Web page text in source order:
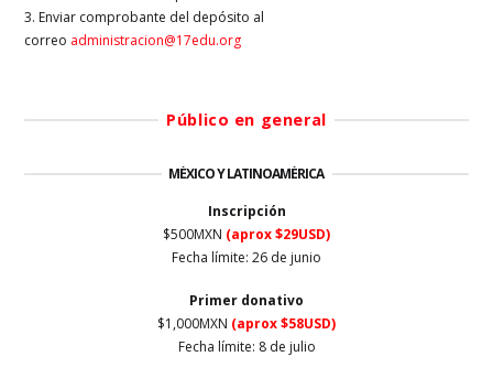
3. Enviar comprobante del depósito al
correo administracion@17edu.org
Público en general
MÉXICO Y LATINOAMÉRICA
Inscripción
$500MXN (aprox $29USD)
Fecha límite: 26 de junio
Primer donativo
$1,000MXN (aprox $58USD)
Fecha límite: 8 de julio